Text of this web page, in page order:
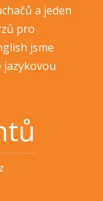
a jeden
pro
jsme